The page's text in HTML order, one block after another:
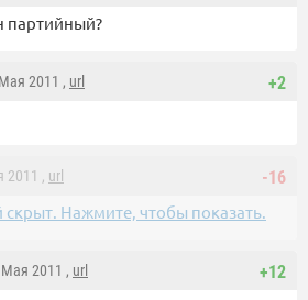
партийный?
+2
2011 , url
-16
2011 , url
Нажмите, чтобы показать.
+12
2011 , url